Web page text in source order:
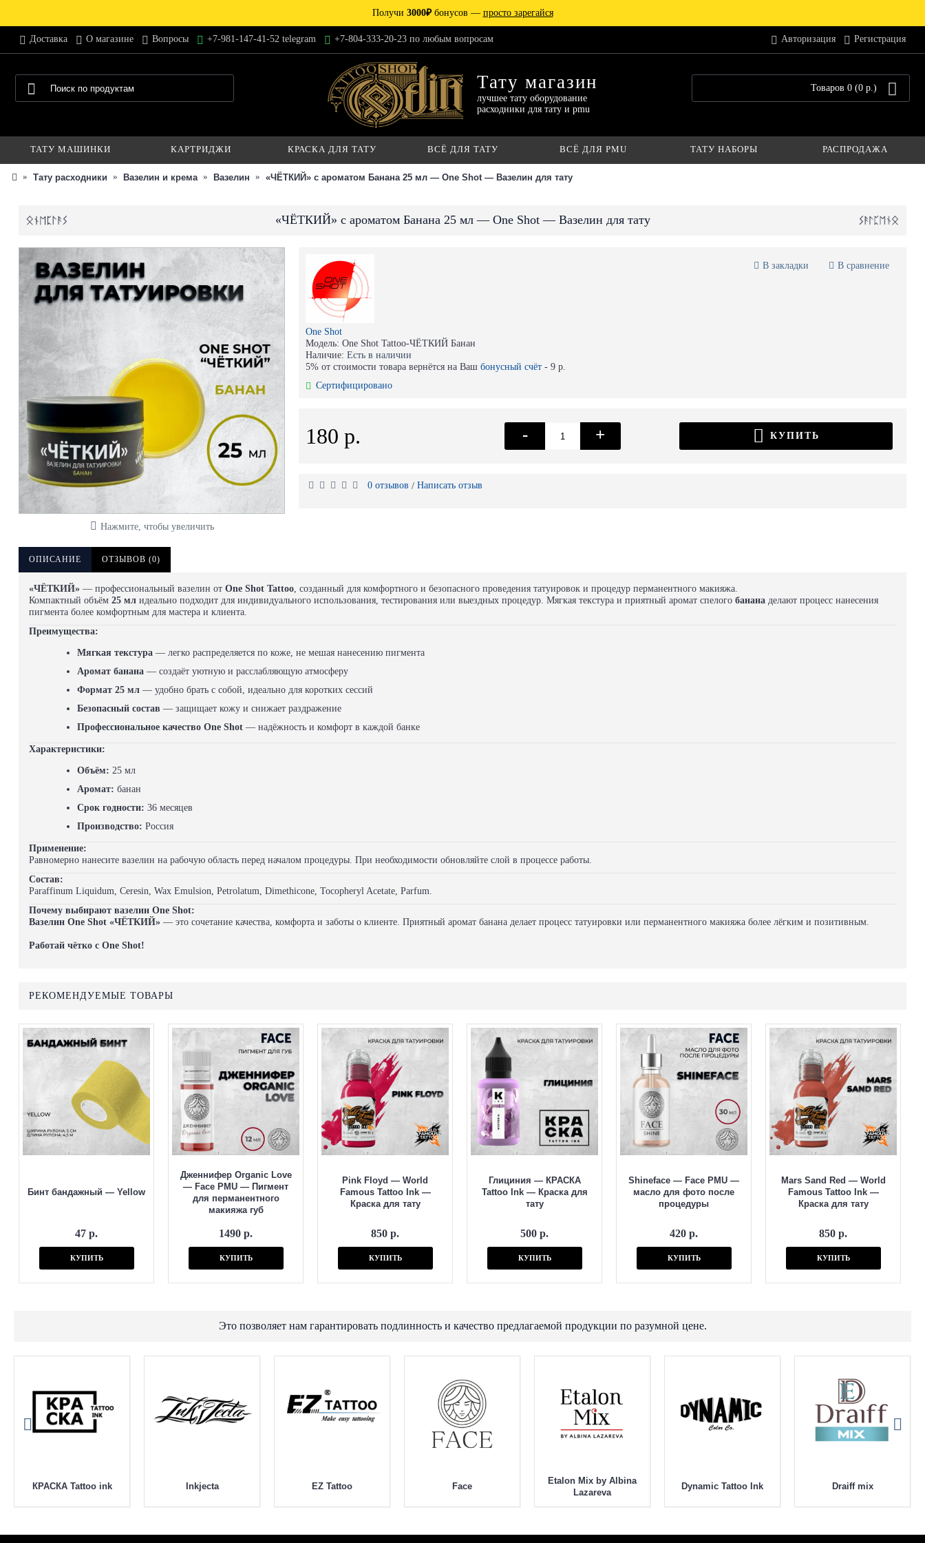
Получи 3000₽бонусов — просто зарегайся
Доставка О магазине Вопросы +7-981-147-41-52 telegram +7-804-333-20-23 по любым вопросам Авторизация Регистрация
Тату магазин
лучшее тату оборудование
расходники для тату и pmu
Товаров 0 (0 р.)
ТАТУ МАШИНКИ КАРТРИДЖИ КРАСКА ДЛЯ ТАТУ ВСЁ ДЛЯ ТАТУ ВСЁ ДЛЯ PMU ТАТУ НАБОРЫ РАСПРОДАЖА
Тату расходники Вазелин и крема Вазелин «ЧЁТКИЙ» с ароматом Банана 25 мл — One Shot — Вазелин для тату
«ЧЁТКИЙ» с ароматом Банана 25 мл — One Shot — Вазелин для тату
Нажмите, чтобы увеличить
В закладки В сравнение
One Shot
Модель: One Shot Tattoo-ЧЁТКИЙ Банан
Наличие: Есть в наличии
5% от стоимости товара вернётся на Ваш бонусный счёт - 9 р.
Сертифицировано
180 р. - + КУПИТЬ
0 отзывов / Написать отзыв
ОПИСАНИЕ ОТЗЫВОВ (0)
«ЧЁТКИЙ» — профессиональный вазелин от One Shot Tattoo, созданный для комфортного и безопасного проведения татуировок и процедур перманентного макияжа.
Компактный объём 25 мл идеально подходит для индивидуального использования, тестирования или выездных процедур. Мягкая текстура и приятный аромат спелого банана делают процесс нанесения
пигмента более комфортным для мастера и клиента.
Преимущества:
Мягкая текстура — легко распределяется по коже, не мешая нанесению пигмента
Аромат банана — создаёт уютную и расслабляющую атмосферу
Формат 25 мл — удобно брать с собой, идеально для коротких сессий
Безопасный состав — защищает кожу и снижает раздражение
Профессиональное качество One Shot — надёжность и комфорт в каждой банке
Характеристики:
Объём: 25 мл
Аромат: банан
Срок годности: 36 месяцев
Производство: Россия
Применение:
Равномерно нанесите вазелин на рабочую область перед началом процедуры. При необходимости обновляйте слой в процессе работы.
Состав:
Paraffinum Liquidum, Ceresin, Wax Emulsion, Petrolatum, Dimethicone, Tocopheryl Acetate, Parfum.
Почему выбирают вазелин One Shot:
Вазелин One Shot «ЧЁТКИЙ» — это сочетание качества, комфорта и заботы о клиенте. Приятный аромат банана делает процесс татуировки или перманентного макияжа более лёгким и позитивным.
Работай чётко с One Shot!
РЕКОМЕНДУЕМЫЕ ТОВАРЫ
Бинт бандажный — Yellow
47 р.
КУПИТЬ
Дженнифер Organic Love
— Face PMU — Пигмент
для перманентного
макияжа губ
1490 р.
КУПИТЬ
Pink Floyd — World
Famous Tattoo Ink —
Краска для тату
850 р.
КУПИТЬ
Глициния — КРАСКА
Tattoo Ink — Краска для
тату
500 р.
КУПИТЬ
Shineface — Face PMU —
масло для фото после
процедуры
420 р.
КУПИТЬ
Mars Sand Red — World
Famous Tattoo Ink —
Краска для тату
850 р.
КУПИТЬ
Это позволяет нам гарантировать подлинность и качество предлагаемой продукции по разумной цене.
КРАСКА Tattoo ink Inkjecta EZ Tattoo Face
Etalon Mix by Albina
Lazareva
Dynamic Tattoo Ink Draiff mix